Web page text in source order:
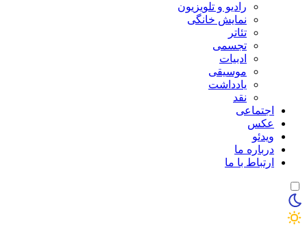
رادیو و تلویزیون
نمایش خانگی
تئاتر
تجسمی
ادبیات
موسیقی
یادداشت
نقد
اجتماعی
عکس
ویدئو
درباره ما
ارتباط با ما